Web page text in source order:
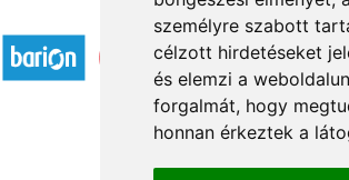
személyre szabott
célzott hirdetéseket
és elemzi a
forgalmát, hogy
honnan érkeztek a
Elfogadott fizetési módok